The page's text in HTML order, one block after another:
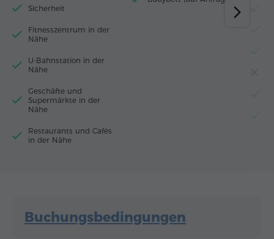
Sicherheit
Fitnesszentrum in der
Nähe
U-Bahnstation in der
Nähe
Geschäfte und
Supermärkte in der
Nähe
Restaurants und Cafés
in der Nähe
Buchungsbedingungen